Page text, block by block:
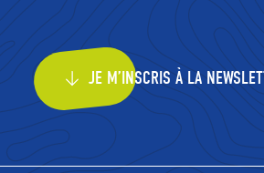
JE M’INSCRIS À LA